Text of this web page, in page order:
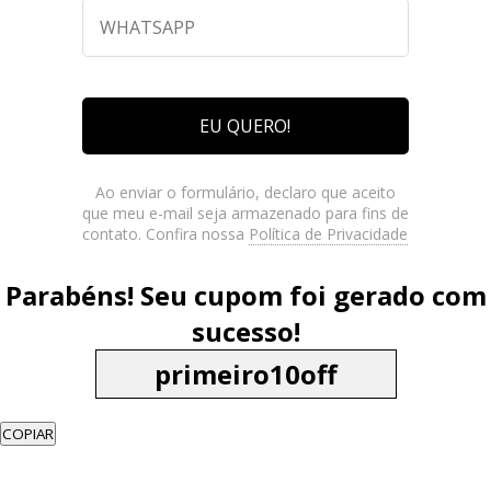
EU QUERO!
Ao enviar o formulário, declaro que aceito
que meu e-mail seja armazenado para fins de
contato. Confira nossa Política de Privacidade
Parabéns! Seu cupom foi gerado com
sucesso!
COPIAR